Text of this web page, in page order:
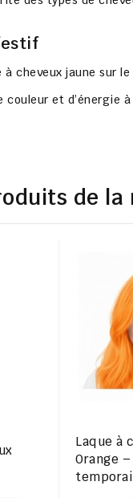
cheveux jaune sur
couleur et d’énergie
de la
Laque à
Orange